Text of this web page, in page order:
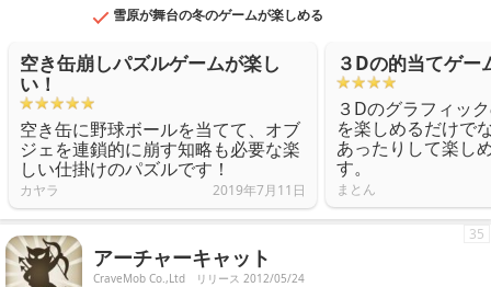
雪原が舞台の冬のゲームが楽しめる
空き缶崩しパズルゲームが楽し
い！
空き缶に野球ボールを当てて、オブ
ジェを連鎖的に崩す知略も必要な楽
しい仕掛けのパズルです！
カヤラ 2019年7月11日
３Dの的当てゲー
３Dのグラフィッ
を楽しめるだけで
あったりして楽し
す。
まとん
アーチャーキャット
CraveMob Co.,Ltd リリース 2012/05/24
35